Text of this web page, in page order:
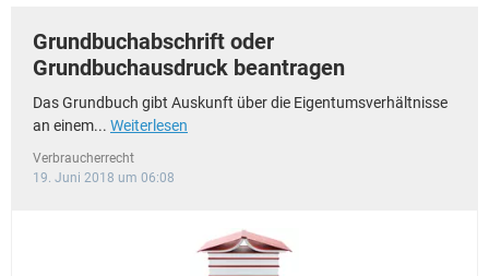
Grundbuchabschrift oder
Grundbuchausdruck beantragen
Das Grundbuch gibt Auskunft über die Eigentumsverhältnisse
an einem... Weiterlesen
Verbraucherrecht
19. Juni 2018 um 06:08